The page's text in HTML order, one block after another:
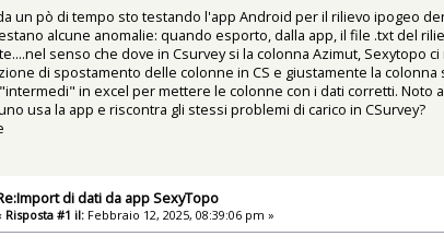
un pò di tempo sto testando l'app Android per il rilievo ipogeo
alcune anomalie: quando esporto, dalla app, il file .txt del
senso che dove in Csurvey si la colonna Azimut, Sexytopo
di spostamento delle colonne in CS e giustamente la
in excel per mettere le colonne con i dati corretti.
usa la app e riscontra gli stessi problemi di carico in CSurvey?
di dati da app SexyTopo
Risposta #1 il: Febbraio 12, 2025, 08:39:06 pm »